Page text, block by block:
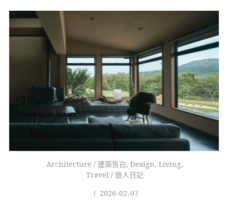
Architecture / 建築告白, Design, Living,
Travel / 旅人日記
2026-02-07